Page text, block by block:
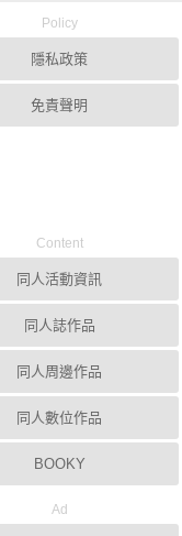
Policy
隱私政策
免責聲明
Content
同人活動資訊
同人誌作品
同人周邊作品
同人數位作品
BOOKY
Ad